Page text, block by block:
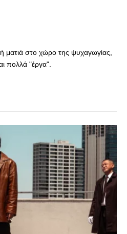
ματιά στο χώρο της ψυχαγωγίας,
πολλά "έργα".